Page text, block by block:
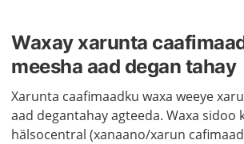
Waxay xarunta
meesha aad degan tahay
Xarunta caafimaadku waxa weeye
aad degantahay agteeda. Waxa sidoo
hälsocentral (xanaano/xarun